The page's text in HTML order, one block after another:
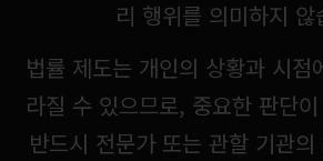
리 행위를 의미하지 않
법률 제도는 개인의 상황과 시점
라질 수 있으므로, 중요한 판단
반드시 전문가 또는 관할 기관